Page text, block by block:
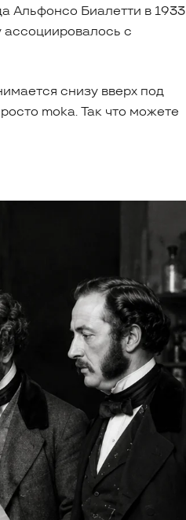
Альфонсо Биалетти в 1933
ассоциировалось с
снизу вверх под
moka. Так что можете